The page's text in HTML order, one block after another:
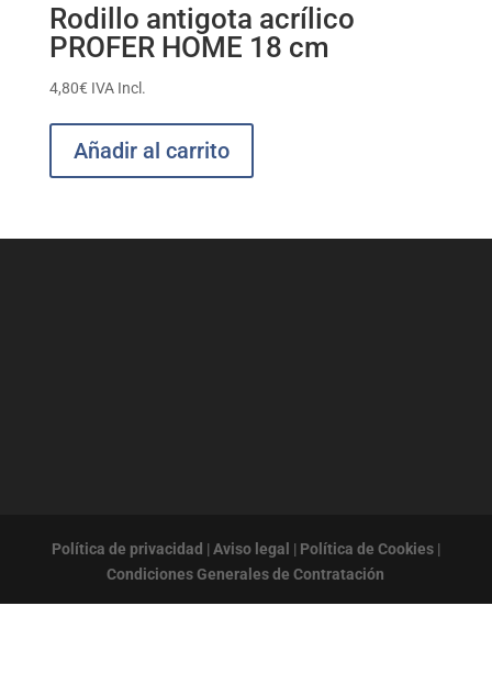
Rodillo antigota acrílico
PROFER HOME 18 cm
4,80€ IVA Incl.
Añadir al carrito
Política de privacidad | Aviso legal | Política de Cookies|
Condiciones Generales de Contratación